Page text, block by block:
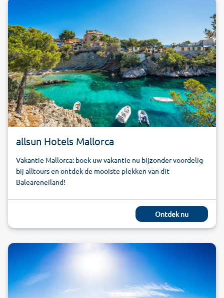
allsun Hotels Mallorca
Vakantie Mallorca: boek uw vakantie nu bijzonder voordelig
bij alltours en ontdek de mooiste plekken van dit
Baleareneiland!
Ontdek nu